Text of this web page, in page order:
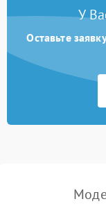
У
Оставьте